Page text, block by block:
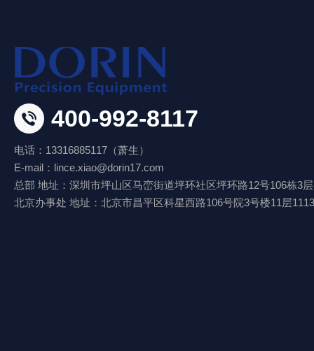
400-992-8117
电话：13316885117（萧生）
E-mail：lince.xiao@dorin17.com
总部 地址：深圳市坪山区马峦街道坪环社区坪环路12号106栋3层
北京办事处 地址：北京市昌平区科星西路106号院3号楼11层1113